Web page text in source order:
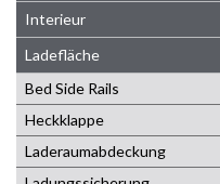
Interieur
Ladefläche
Bed Side Rails
Heckklappe
Laderaumabdeckung